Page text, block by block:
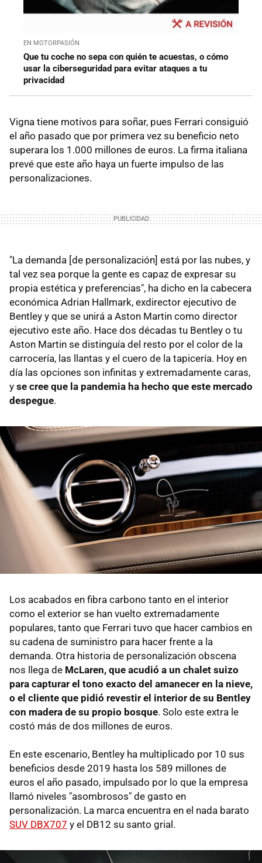
EN MOTORPASIÓN
Que tu coche no sepa con quién te acuestas, o cómo
usar la ciberseguridad para evitar ataques a tu
privacidad
Vigna tiene motivos para soñar, pues Ferrari consiguió
el año pasado que por primera vez su beneficio neto
superara los 1.000 millones de euros. La firma italiana
prevé que este año haya un fuerte impulso de las
personalizaciones.
"La demanda [de personalización] está por las nubes, y
tal vez sea porque la gente es capaz de expresar su
propia estética y preferencias", ha dicho en la cabecera
económica Adrian Hallmark, exdirector ejecutivo de
Bentley y que se unirá a Aston Martin como director
ejecutivo este año. Hace dos décadas tu Bentley o tu
Aston Martin se distinguía del resto por el color de la
carrocería, las llantas y el cuero de la tapicería. Hoy en
día las opciones son infinitas y extremadamente caras,
y se cree que la pandemia ha hecho que este mercado
despegue.
Los acabados en fibra carbono tanto en el interior
como el exterior se han vuelto extremadamente
populares, tanto que Ferrari tuvo que hacer cambios en
su cadena de suministro para hacer frente a la
demanda. Otra historia de personalización obscena
nos llega de McLaren, que acudió a un chalet suizo
para capturar el tono exacto del amanecer en la nieve,
o el cliente que pidió revestir el interior de su Bentley
con madera de su propio bosque. Solo este extra le
costó más de dos millones de euros.
En este escenario, Bentley ha multiplicado por 10 sus
beneficios desde 2019 hasta los 589 millones de
euros el año pasado, impulsado por lo que la empresa
llamó niveles "asombrosos" de gasto en
personalización. La marca encuentra en el nada barato
SUV DBX707 y el DB12 su santo grial.